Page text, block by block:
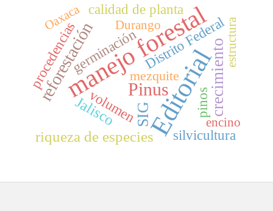
Editorial
manejo forestal
Pinus
reforestación crecimiento
SIG
riqueza de especies
Jalisco
germinación
procedencias
calidad de planta
volumen
silvicultura
Distrito Federal
pinos
mezquite
estructura
Durango
Oaxaca
encino